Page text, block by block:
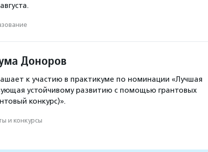
Доноров
к участию в практикуме по номинации «Лучшая
устойчивому развитию с помощью грантовых
конкурс)».
и конкурсы